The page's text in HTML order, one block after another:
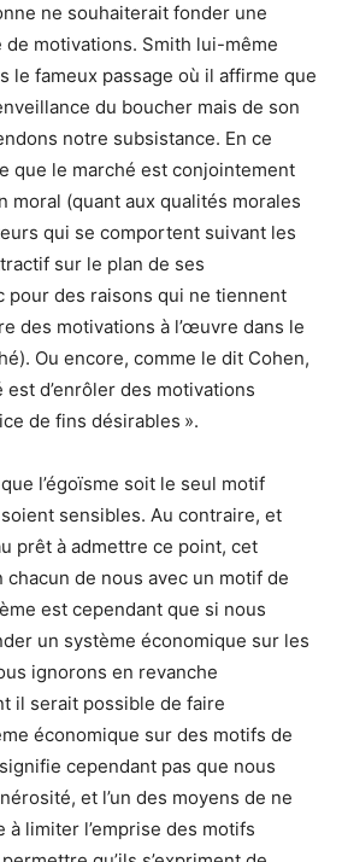
ne souhaiterait fonder une
motivations. Smith lui-même
le fameux passage où il affirme que
du boucher mais de son
notre subsistance. En ce
que le marché est conjointement
moral (quant aux qualités morales
qui se comportent suivant les
sur le plan de ses
pour des raisons qui ne tiennent
des motivations à l’œuvre dans le
Ou encore, comme le dit Cohen,
est d’enrôler des motivations
de fins désirables ».
l’égoïsme soit le seul motif
sensibles. Au contraire, et
prêt à admettre ce point, cet
de nous avec un motif de
est cependant que si nous
un système économique sur les
ignorons en revanche
il serait possible de faire
économique sur des motifs de
cependant pas que nous
et l’un des moyens de ne
à limiter l’emprise des motifs